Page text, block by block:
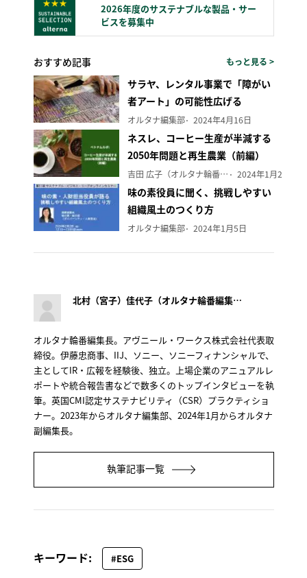
2026年度のサステナブルな製品・サー
ビスを募集中
おすすめ記事 もっと見る >
サラヤ、レンタル事業で「障がい
者アート」の可能性広げる
オルタナ編集部 2024年4月16日
ネスレ、コーヒー生産が半減する
2050年問題と再生農業（前編）
吉田 広子（オルタナ輪番編集長） 2024年1月29日
味の素役員に聞く、挑戦しやすい
組織風土のつくり方
オルタナ編集部 2024年1月5日
北村（宮子）佳代子（オルタナ輪番編集長）
オルタナ輪番編集長。アヴニール・ワークス株式会社代表取
締役。伊藤忠商事、IIJ、ソニー、ソニーフィナンシャルで、
主としてIR・広報を経験後、独立。上場企業のアニュアルレ
ポートや統合報告書などで数多くのトップインタビューを執
筆。英国CMI認定サステナビリティ（CSR）プラクティショ
ナー。2023年からオルタナ編集部、2024年1月からオルタナ
副編集長。
執筆記事一覧
キーワード: #ESG